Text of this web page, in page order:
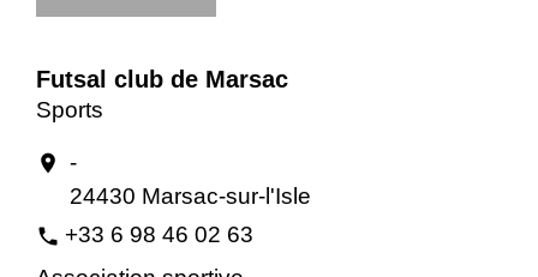
Futsal club de Marsac
Sports
location_on -
24430 Marsac-sur-l'Isle
phone +33 6 98 46 02 63